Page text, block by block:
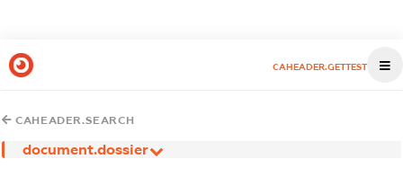
CAHEADER.GETTEST
CAHEADER.SEARCH
document.dossier